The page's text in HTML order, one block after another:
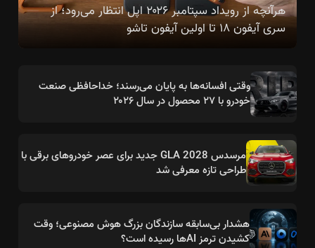
هرآنچه از رویداد سپتامبر ۲۰۲۶ اپل انتظار می‌رود؛ از
سری آیفون ۱۸ تا اولین آیفون تاشو
وقتی افسانه‌ها به پایان می‌رسند؛ خداحافظی صنعت
خودرو با ۲۷ محصول در سال ۲۰۲۶
مرسدس GLA 2028 جدید برای عصر خودروهای برقی با
طراحی تازه معرفی شد
هشدار بی‌سابقه سازندگان بزرگ هوش مصنوعی؛ وقت
کشیدن ترمز AIها رسیده است؟